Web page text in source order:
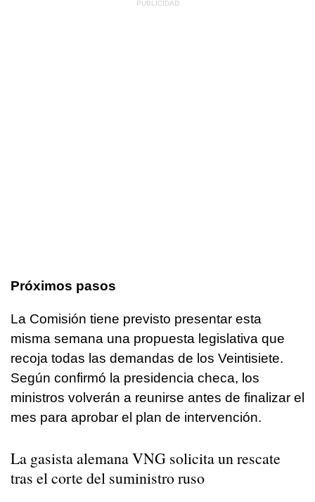
Próximos pasos
La Comisión tiene previsto presentar esta
misma semana una propuesta legislativa que
recoja todas las demandas de los Veintisiete.
Según confirmó la presidencia checa, los
ministros volverán a reunirse antes de finalizar el
mes para aprobar el plan de intervención.
La gasista alemana VNG solicita un rescate
tras el corte del suministro ruso